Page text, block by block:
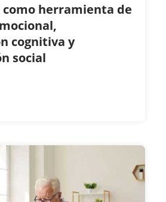
como herramienta de
cognitiva y
social